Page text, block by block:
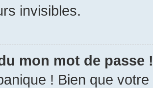
invisibles.
mon mot de passe !
! Bien que